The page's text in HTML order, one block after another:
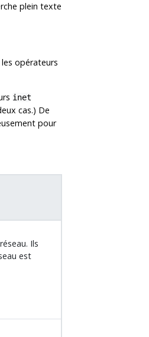
plein texte
opérateurs
inet
cas.) De
pour
Ils
est